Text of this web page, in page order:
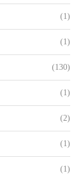
(1)
(1)
(130)
(1)
(2)
(1)
(1)